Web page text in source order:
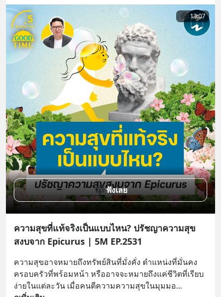
13:07
ฟังเลย
ความสุขที่แท้จริงเป็นแบบไหน? ปรัชญาความสุข
สงบจาก Epicurus | 5M EP.2531
ความสุขอาจหมายถึงทรัพย์สินที่มั่งคั่ง ตำแหน่งที่มั่นคง
ครอบครัวที่พร้อมหน้า หรืออาจจะหมายถึงแค่ชีวิตที่เรียบ
ง่ายในแต่ละวัน เมื่อคนตีความความสุขในมุมมอ...